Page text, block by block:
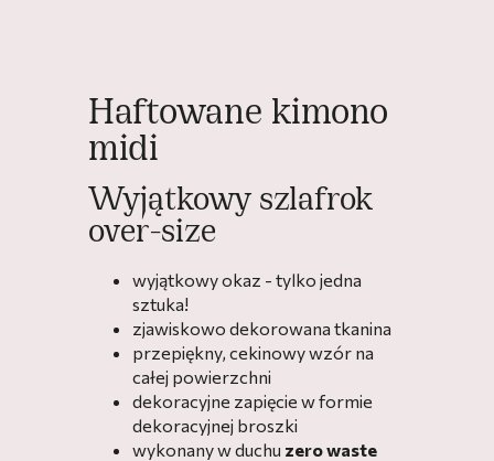
Haftowane kimono
midi
Wyjątkowy szlafrok
over-size
wyjątkowy okaz - tylko jedna
sztuka!
zjawiskowo dekorowana tkanina
przepiękny, cekinowy wzór na
całej powierzchni
dekoracyjne zapięcie w formie
dekoracyjnej broszki
wykonany w duchu zero waste